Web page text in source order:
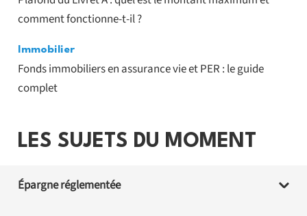
comment fonctionne-t-il ?
Immobilier
Fonds immobiliers en assurance vie et PER : le guide
complet
LES SUJETS DU MOMENT
Épargne réglementée